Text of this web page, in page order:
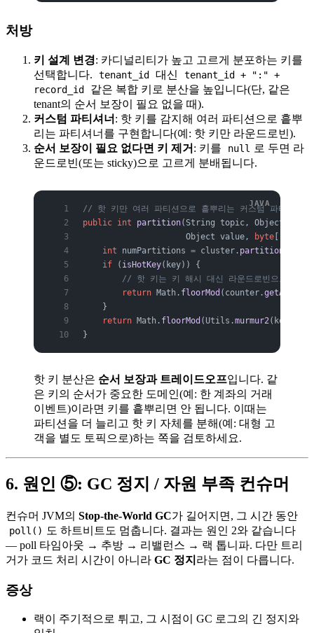
처방
키 설계 변경: 카디널리티가 높고 고르게 분포하는 키를
선택합니다.
tenant_id 대신
tenant_id + ":" +
record_id
같은 복합 키로 분산을 높입니다(단, 같은
tenant의 순서 보장이 필요 없을 때).
커스텀 파티셔너 : 핫 키를 감지해 여러 파티션으로 흩뿌
리는 파티셔너를 구현합니다(예: 핫 키만 라운드로빈).
순서 보장이 필요 없다면 키 제거 : 키를 null
로 두면 라
운드로빈(또는 sticky)으로 고르게 분배됩니다.
// 핫 키만 여러 파티션으로 흩뿌리는 커스텀 파티셔너
public int partition(String topic, Object key,
                     Object value,
byte
    int
numPartitions = cluster.
    if
( isHotKey(key)) {
        // 핫 키는 키 해시 대신 라운드로빈으로 분산
        return
Math. floorMod (counter.
    }
    return
Math. floorMod (Utils.murmur2
}
핫 키 분산은 순서 보장과 트레이드오프입니다. 같
은 키의 순서가 중요한 도메인(예: 한 계좌의 거래
이벤트)이라면 키를 흩뿌리면 안 됩니다. 이때는
파티션을 더 늘리고 핫 키 자체를 분해(예: 대형 고
객을 별도 토픽으로)하는 쪽을 검토하세요.
6. 원인 ⑤: GC 정지 / 자원 부족 컨슈머
컨슈머 JVM의 Stop-the-World GC가 길어지면, 그 시간 동안
poll() 도 하트비트도 멈춥니다. 결과는 원인 2와 같습니다
— poll 타임아웃 → 추방 → 리밸런스 → 랙 톱니파. 다만 트리
거가 코드 처리 시간이 아니라 GC 정지 라는 점이 다릅니다.
증상
랙이 주기적으로 튀고, 그 시점이 GC 로그의 긴 정지와